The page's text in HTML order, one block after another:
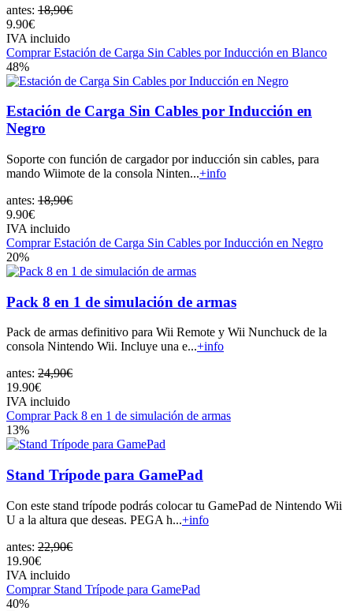
antes: 18,90€
9.90€
IVA incluido
Comprar Estación de Carga Sin Cables por Inducción en Blanco
48%
Estación de Carga Sin Cables por Inducción en
Negro
Soporte con función de cargador por inducción sin cables, para
mando Wiimote de la consola Ninten...+info
antes: 18,90€
9.90€
IVA incluido
Comprar Estación de Carga Sin Cables por Inducción en Negro
20%
Pack 8 en 1 de simulación de armas
Pack de armas definitivo para Wii Remote y Wii Nunchuck de la
consola Nintendo Wii. Incluye una e...+info
antes: 24,90€
19.90€
IVA incluido
Comprar Pack 8 en 1 de simulación de armas
13%
Stand Trípode para GamePad
Con este stand trípode podrás colocar tu GamePad de Nintendo Wii
U a la altura que deseas. PEGA h...+info
antes: 22,90€
19.90€
IVA incluido
Comprar Stand Trípode para GamePad
40%